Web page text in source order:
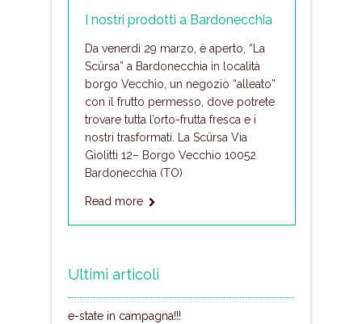
I nostri prodotti a Bardonecchia
Da venerdì 29 marzo, è aperto, “La
Scürsa” a Bardonecchia in località
borgo Vecchio, un negozio “alleato”
con il frutto permesso, dove potrete
trovare tutta l’orto-frutta fresca e i
nostri trasformati. La Scürsa Via
Giolitti 12– Borgo Vecchio 10052
Bardonecchia (TO)
Read more
Ultimi articoli
e-state in campagna!!!